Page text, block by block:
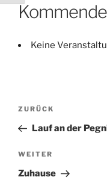
Keine
Vorheriger
Beitrag
ZURÜCK
Lauf an der
Nächster
Beitrag
WEITER
Zuhause